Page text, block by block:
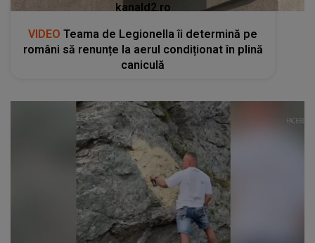
kanald2.ro
VIDEO Teama de Legionella îi determină pe
români să renunțe la aerul condiționat în plină
caniculă